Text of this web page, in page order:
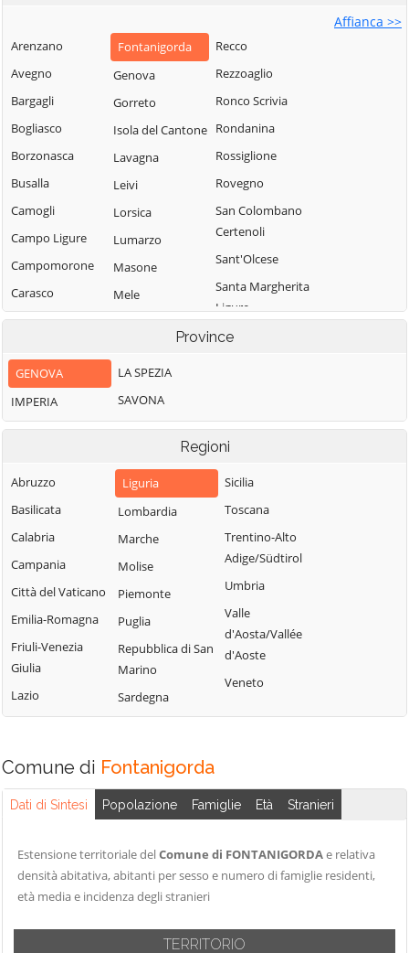
Affianca >>
Arenzano
Avegno
Bargagli
Bogliasco
Borzonasca
Busalla
Camogli
Campo Ligure
Campomorone
Carasco
Casarza Ligure
Castiglione
Chiavarese
Ceranesi
Cicagna
Cogoleto
Cogorno
Coreglia Ligure
Crocefieschi
Davagna
Fascia
Favale di Malvaro
Fontanigorda
Genova
Gorreto
Isola del Cantone
Lavagna
Leivi
Lorsica
Lumarzo
Masone
Mele
Mezzanego
Moconesi
Moneglia
Montebruno
Ne
Neirone
Orero
Pieve Ligure
Portofino
Propata
Rapallo
Recco
Rezzoaglio
Ronco Scrivia
Rondanina
Rossiglione
Rovegno
San Colombano
Certenoli
Sant'Olcese
Santa Margherita
Ligure
Santo Stefano
Sestri Levante
Sori
Tiglieto
Vobbia
Zoagli
Province
GENOVA
IMPERIA
LA SPEZIA
SAVONA
Regioni
Abruzzo
Basilicata
Calabria
Campania
Città del Vaticano
Emilia-Romagna
Friuli-Venezia
Giulia
Lazio
Liguria
Lombardia
Marche
Molise
Piemonte
Puglia
Repubblica di San
Marino
Sardegna
Sicilia
Toscana
Trentino-Alto
Adige/Südtirol
Umbria
Valle
d'Aosta/Vallée
d'Aoste
Veneto
Comune di Fontanigorda
Dati di Sintesi Popolazione Famiglie Età Stranieri
Estensione territoriale delComune di FONTANIGORDAe relativa
densità abitativa, abitanti per sesso e numero di famiglie residenti,
età media e incidenza degli stranieri
TERRITORIO